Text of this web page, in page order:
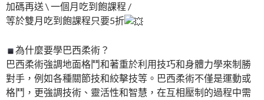
加碼再送 \ 一個月吃到飽課程 /
等於雙月吃到飽課程只要5折
為什麼要學巴西柔術？
巴西柔術強調地面格鬥和著重於利用技巧和身體力學來制勝
對手，例如各種關節技和絞擊技等。巴西柔術不僅是運動或
格鬥，更強調技術、靈活性和智慧，在互相壓制的過程中需